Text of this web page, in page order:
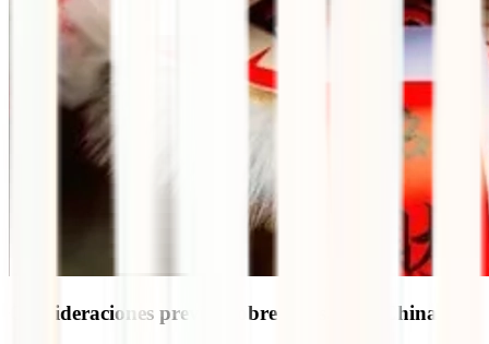
Consideraciones previas sobre el visado a China